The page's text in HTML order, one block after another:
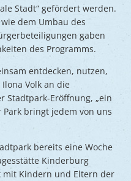
Stadt“ gefördert werden.
dem Umbau des
gaben
des Programms.
entdecken, nutzen,
Volk an die
Stadtpark-Eröffnung, „ein
bringt jedem von uns
bereits eine Woche
Kinderburg
mit Kindern und Eltern der